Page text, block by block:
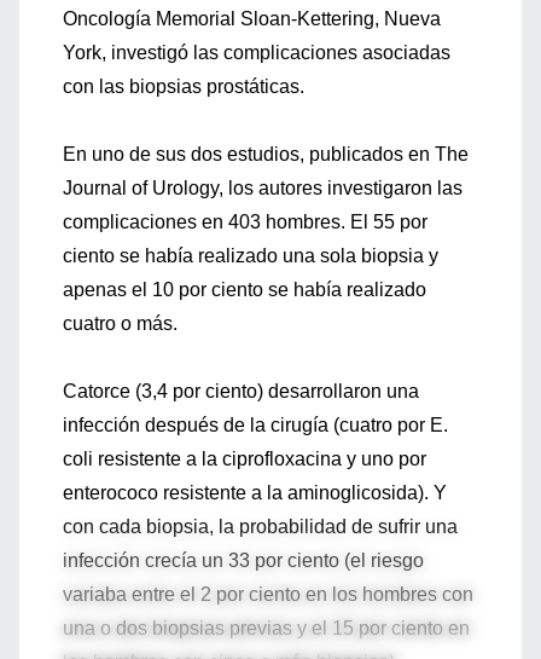
Oncología Memorial Sloan-Kettering, Nueva
York, investigó las complicaciones asociadas
con las biopsias prostáticas.
En uno de sus dos estudios, publicados en The
Journal of Urology, los autores investigaron las
complicaciones en 403 hombres. El 55 por
ciento se había realizado una sola biopsia y
apenas el 10 por ciento se había realizado
cuatro o más.
Catorce (3,4 por ciento) desarrollaron una
infección después de la cirugía (cuatro por E.
coli resistente a la ciprofloxacina y uno por
enterococo resistente a la aminoglicosida). Y
con cada biopsia, la probabilidad de sufrir una
infección crecía un 33 por ciento (el riesgo
variaba entre el 2 por ciento en los hombres con
una o dos biopsias previas y el 15 por ciento en